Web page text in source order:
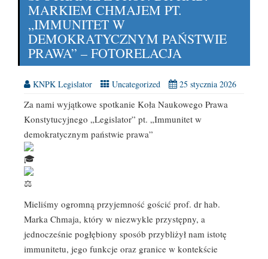
MARKIEM CHMAJEM PT.
„IMMUNITET W
DEMOKRATYCZNYM PAŃSTWIE
PRAWA” – FOTORELACJA
KNPK Legislator Uncategorized 25 stycznia 2026
Za nami wyjątkowe spotkanie Koła Naukowego Prawa
Konstytucyjnego „Legislator” pt. „Immunitet w
demokratycznym państwie prawa”
Mieliśmy ogromną przyjemność gościć prof. dr hab.
Marka Chmaja, który w niezwykle przystępny, a
jednocześnie pogłębiony sposób przybliżył nam istotę
immunitetu, jego funkcje oraz granice w kontekście